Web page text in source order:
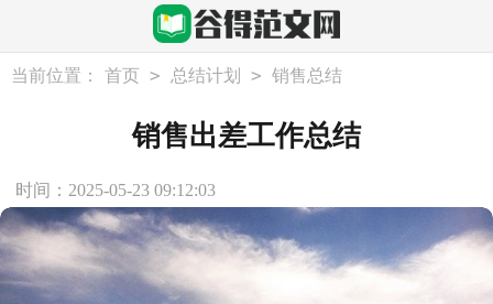
当前位置： 首页 > 总结计划 > 销售总结
销售出差工作总结
时间：2025-05-23 09:12:03